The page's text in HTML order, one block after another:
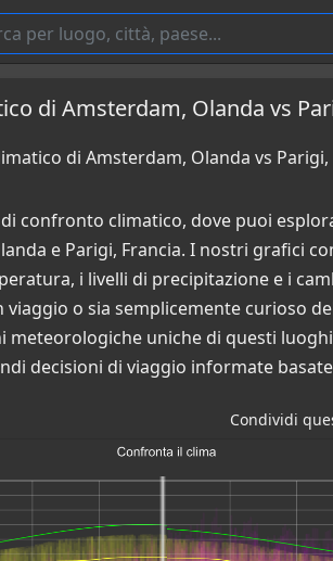
di Amsterdam, Olanda vs
di Amsterdam, Olanda vs
confronto climatico, dove puoi
e Parigi, Francia. I nostri grafici
i livelli di precipitazione e i
viaggio o sia semplicemente curioso
meteorologiche uniche di questi
decisioni di viaggio informate
Condividi